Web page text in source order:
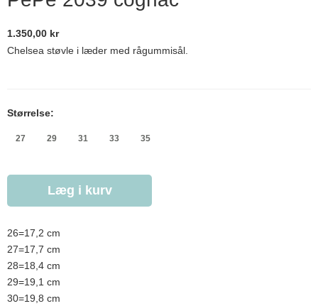
1.350,00 kr
Chelsea støvle i læder med rågummisål.
Størrelse:
27 29 31 33 35
Læg i kurv
26=17,2 cm
27=17,7 cm
28=18,4 cm
29=19,1 cm
30=19,8 cm